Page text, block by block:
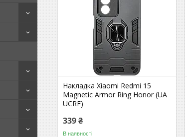
Накладка Xiaomi Redmi 15
Magnetic Armor Ring Honor (UA
UCRF)
339 ₴
В наявності